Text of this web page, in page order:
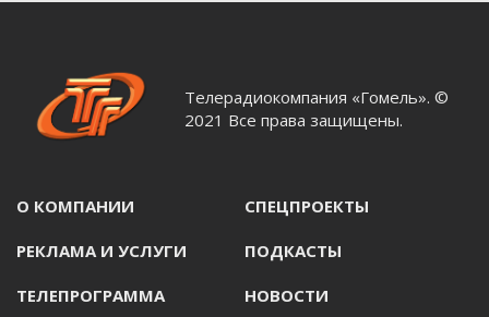
Телерадиокомпания «Гомель». ©
2021 Все права защищены.
О КОМПАНИИ СПЕЦПРОЕКТЫ
РЕКЛАМА И УСЛУГИ ПОДКАСТЫ
ТЕЛЕПРОГРАММА НОВОСТИ